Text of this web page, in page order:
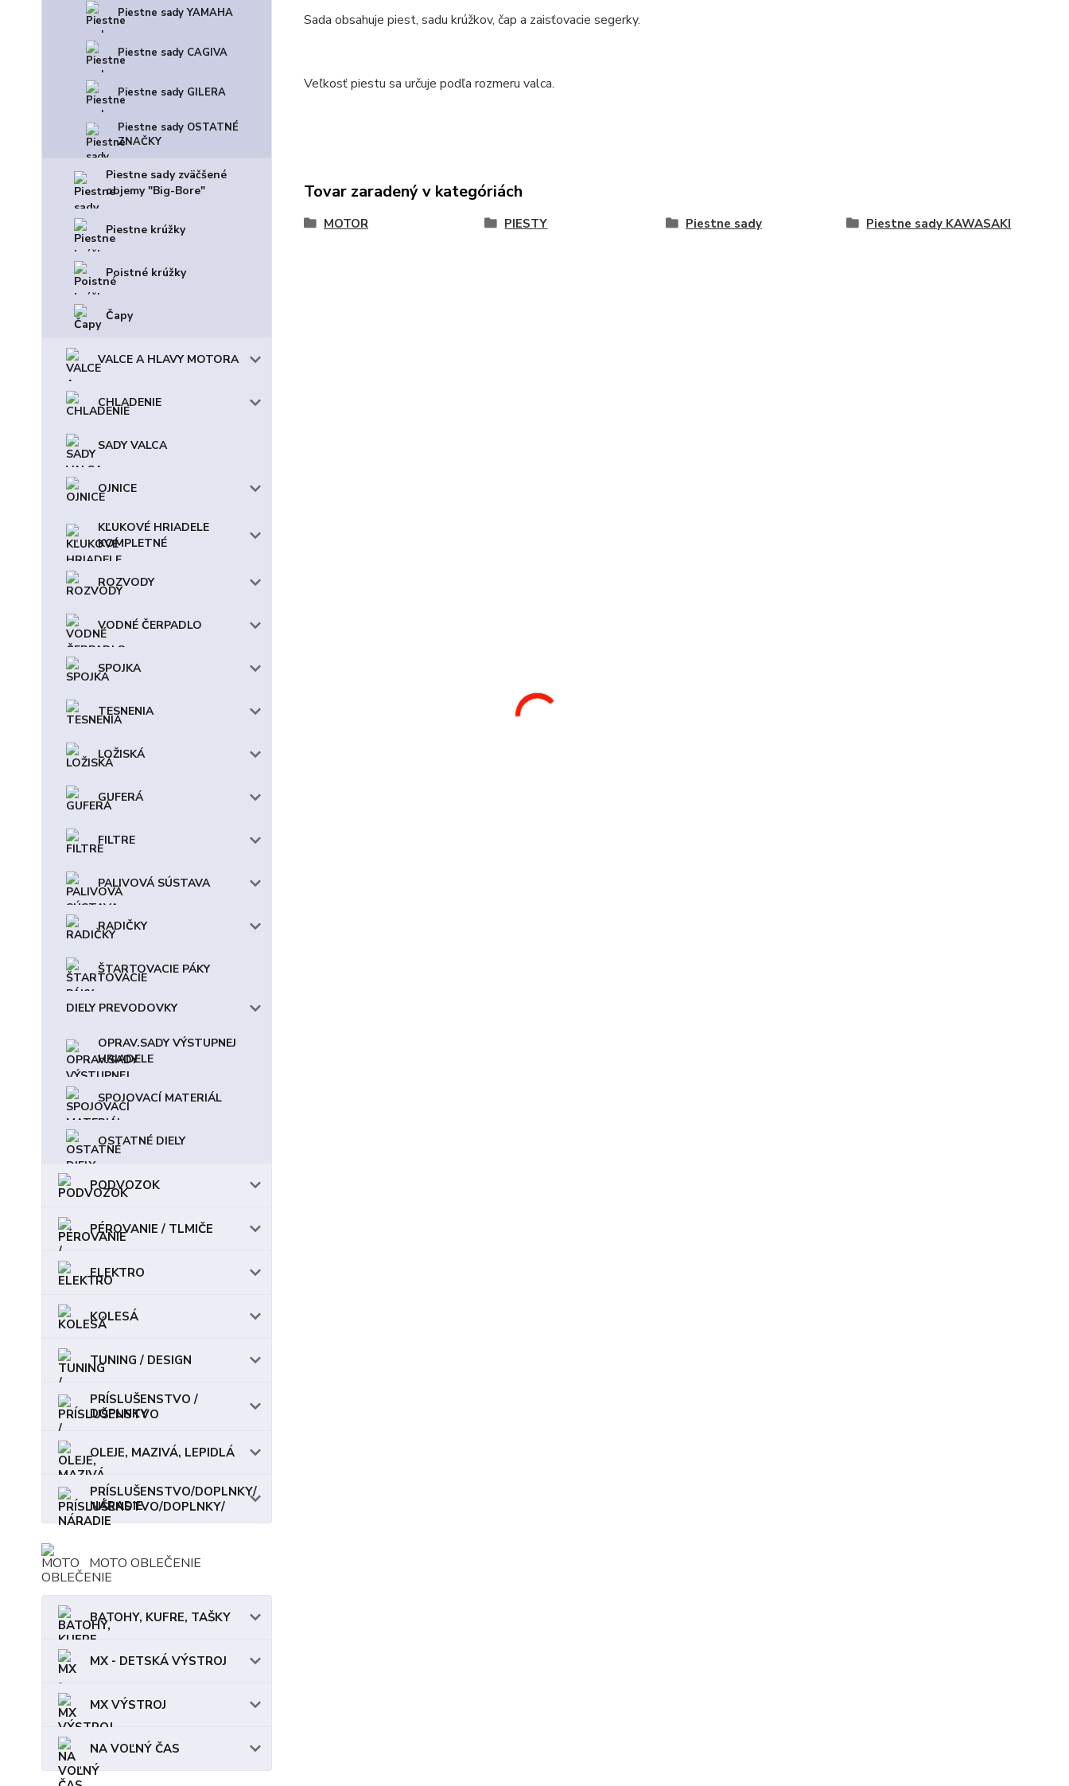
Piestne sady YAMAHA
Piestne sady CAGIVA
Piestne sady GILERA
Piestne sady OSTATNÉ
ZNAČKY
Piestne sady zväčšené
objemy "Big-Bore"
Piestne krúžky
Poistné krúžky
Čapy
VALCE A HLAVY MOTORA
CHLADENIE
SADY VALCA
OJNICE
KĽUKOVÉ HRIADELE
KOMPLETNÉ
ROZVODY
VODNÉ ČERPADLO
SPOJKA
TESNENIA
LOŽISKÁ
GUFERÁ
FILTRE
PALIVOVÁ SÚSTAVA
RADIČKY
ŠTARTOVACIE PÁKY
DIELY PREVODOVKY
OPRAV.SADY VÝSTUPNEJ
HRIADELE
SPOJOVACÍ MATERIÁL
OSTATNÉ DIELY
PODVOZOK
PÉROVANIE / TLMIČE
ELEKTRO
KOLESÁ
TUNING / DESIGN
PRÍSLUŠENSTVO /
DOPLNKY
OLEJE, MAZIVÁ, LEPIDLÁ
PRÍSLUŠENSTVO/DOPLNKY/
NÁRADIE
MOTO OBLEČENIE
BATOHY, KUFRE, TAŠKY
MX - DETSKÁ VÝSTROJ
MX VÝSTROJ
NA VOĽNÝ ČAS
Sada obsahuje piest, sadu krúžkov, čap a zaisťovacie segerky.
Veľkosť piestu sa určuje podľa rozmeru valca.
Tovar zaradený v kategóriách
MOTOR PIESTY Piestne sady Piestne sady KAWASAKI